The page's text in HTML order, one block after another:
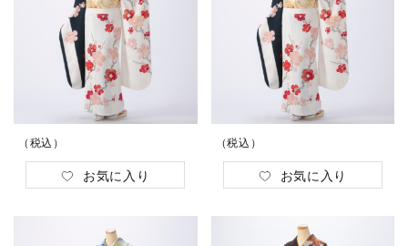
（税込）
お気に入り
（税込）
お気に入り